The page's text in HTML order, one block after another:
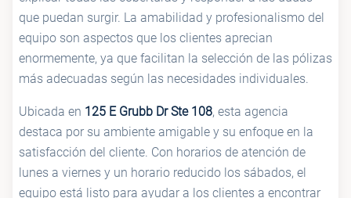
que puedan surgir. La amabilidad y profesionalismo del
equipo son aspectos que los clientes aprecian
enormemente, ya que facilitan la selección de las pólizas
más adecuadas según las necesidades individuales.
Ubicada en 125 E Grubb Dr Ste 108, esta agencia
destaca por su ambiente amigable y su enfoque en la
satisfacción del cliente. Con horarios de atención de
lunes a viernes y un horario reducido los sábados, el
equipo está listo para ayudar a los clientes a encontrar